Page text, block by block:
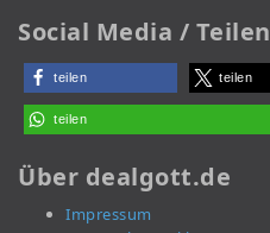
Social Media / Teilen
teilen teilen
teilen
Über dealgott.de
Impressum